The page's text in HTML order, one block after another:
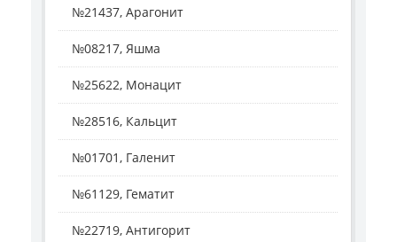
№21437, Арагонит
№08217, Яшма
№25622, Монацит
№28516, Кальцит
№01701, Галенит
№61129, Гематит
№22719, Антигорит